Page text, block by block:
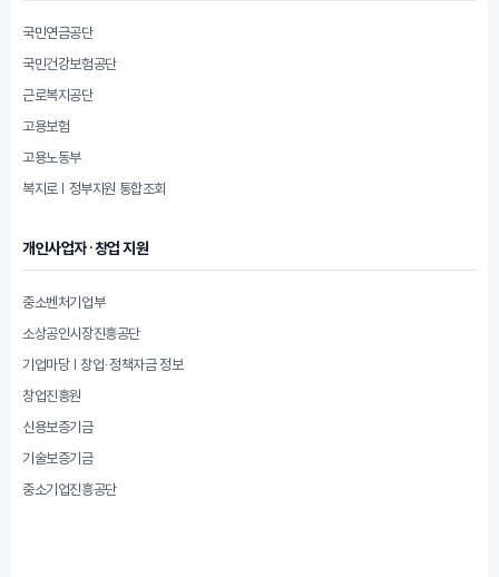
국민연금공단
국민건강보험공단
근로복지공단
고용보험
고용노동부
복지로 | 정부지원 통합조회
개인사업자·창업 지원
중소벤처기업부
소상공인시장진흥공단
기업마당 | 창업·정책자금 정보
창업진흥원
신용보증기금
기술보증기금
중소기업진흥공단